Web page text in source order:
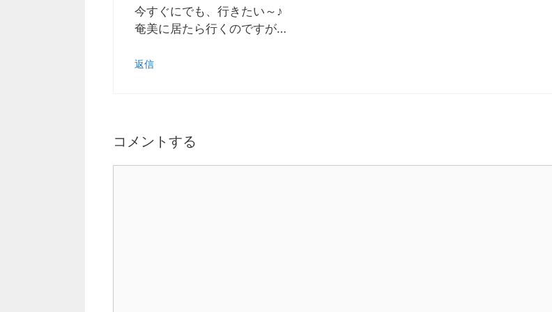
今すぐにでも、行きたい～♪
奄美に居たら行くのですが…
返信
コメントする